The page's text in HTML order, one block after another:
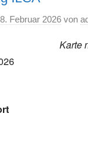
Februar 2026 von
Karte